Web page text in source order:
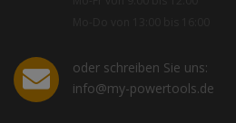
oder schreiben Sie uns:
info@my-powertools.de